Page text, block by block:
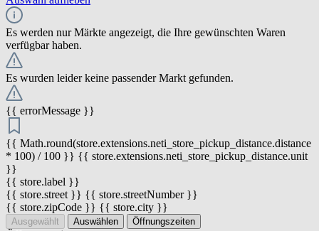
Es werden nur Märkte angezeigt, die Ihre gewünschten Waren
verfügbar haben.
Es wurden leider keine passender Markt gefunden.
{{ errorMessage }}
{{ Math.round(store.extensions.neti_store_pickup_distance.distance
* 100) / 100 }} {{ store.extensions.neti_store_pickup_distance.unit
}}
{{ store.label }}
{{ store.street }} {{ store.streetNumber }}
{{ store.zipCode }} {{ store.city }}
Ausgewählt Auswählen Öffnungszeiten